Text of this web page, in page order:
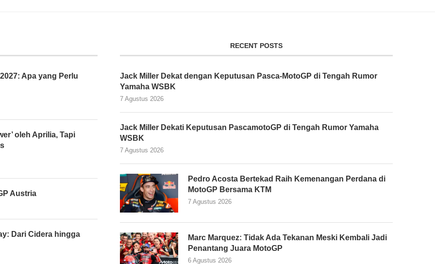
Apa yang Perlu
oleh Aprilia, Tapi
Austria
Dari Cidera hingga
RECENT POSTS
Jack Miller Dekat dengan Keputusan Pasca-MotoGP di Tengah Rumor
Yamaha WSBK
7 Agustus 2026
Jack Miller Dekati Keputusan PascamotoGP di Tengah Rumor Yamaha
WSBK
7 Agustus 2026
Pedro Acosta Bertekad Raih Kemenangan Perdana di
MotoGP Bersama KTM
7 Agustus 2026
Marc Marquez: Tidak Ada Tekanan Meski Kembali Jadi
Penantang Juara MotoGP
6 Agustus 2026